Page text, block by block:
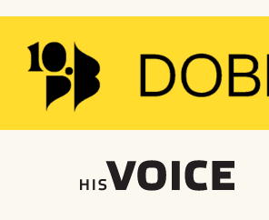
Přeskočit
obsah